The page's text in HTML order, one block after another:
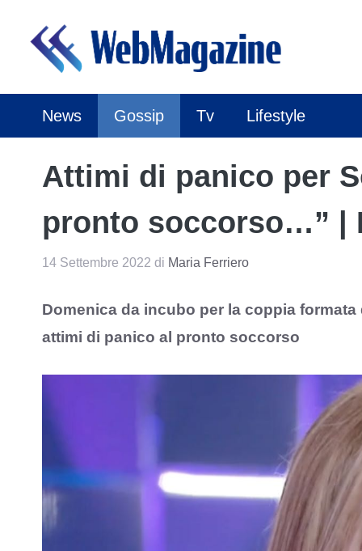
contenuto
News Gossip Tv Lifestyle
Attimi di panico per
pronto soccorso…” |
14 Settembre 2022 di Maria Ferriero
Domenica da incubo per la coppia
attimi di panico al pronto soccorso